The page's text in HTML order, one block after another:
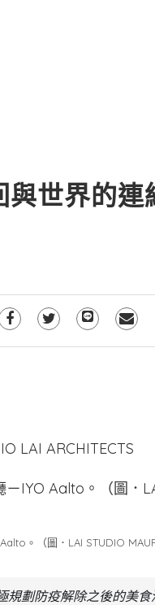
與世界的
LAI ARCHITECTS
。（圖．LAI STUDIO
劃防疫解除之後的美